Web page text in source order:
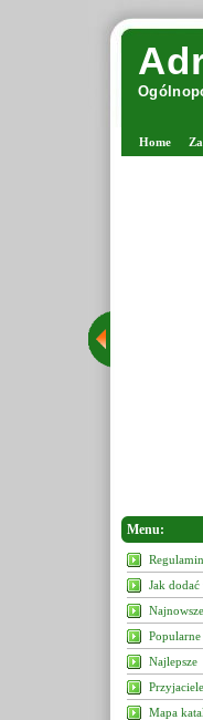
Home
Menu:
Regulamin
Jak dodać
Najnowsze
Popularne
Najlepsze
Przyjaciele
Mapa